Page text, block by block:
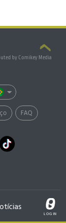
by Comikey Media
FAQ